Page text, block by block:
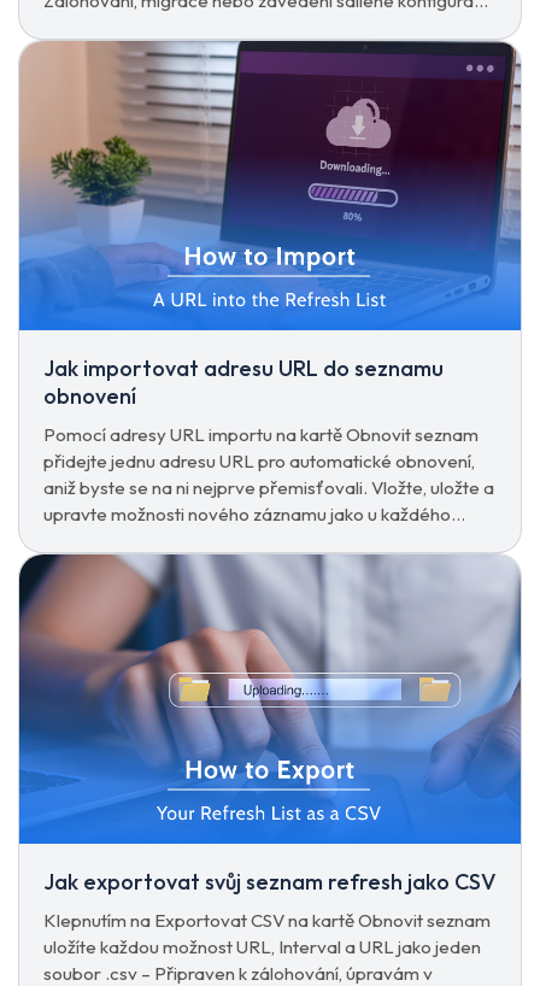
Jak importovat adresu URL do seznamu
obnovení
Pomocí adresy URL importu na kartě Obnovit seznam
přidejte jednu adresu URL pro automatické obnovení,
aniž byste se na ni nejprve přemisťovali. Vložte, uložte a
upravte možnosti nového záznamu jako u každého
Jak exportovat svůj seznam refresh jako CSV
Klepnutím na Exportovat CSV na kartě Obnovit seznam
uložíte každou možnost URL, Interval a URL jako jeden
soubor .csv – Připraven k zálohování, úpravám v